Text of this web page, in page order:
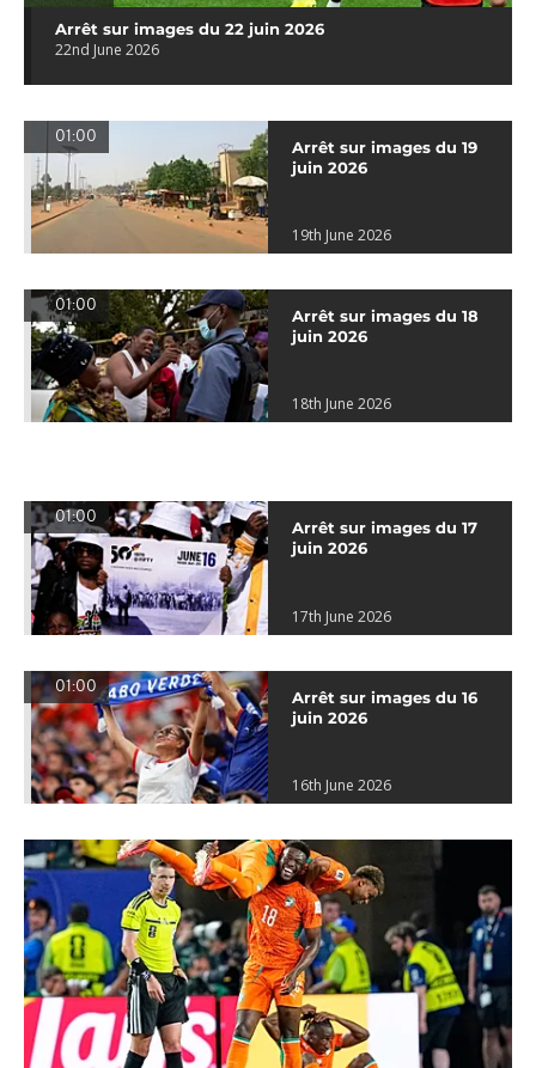
Arrêt sur images du 22 juin 2026
22nd June 2026
01:00
Arrêt sur images du 19
juin 2026
19th June 2026
01:00
Arrêt sur images du 18
juin 2026
18th June 2026
01:00
Arrêt sur images du 17
juin 2026
17th June 2026
01:00
Arrêt sur images du 16
juin 2026
16th June 2026